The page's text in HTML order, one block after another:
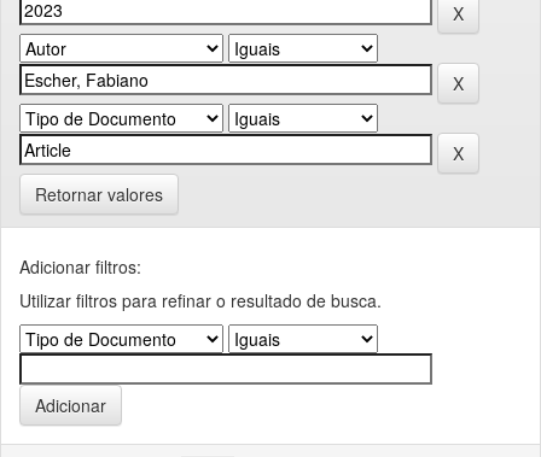
Retornar valores
Adicionar filtros:
Utilizar filtros para refinar o resultado de busca.